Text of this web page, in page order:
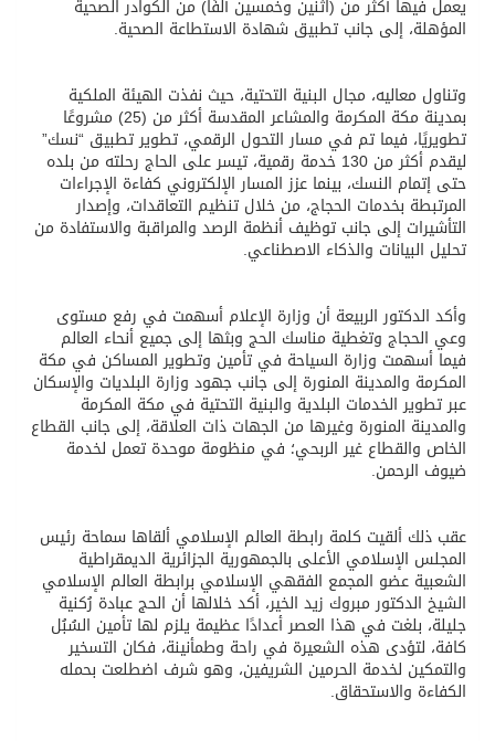
يعمل فيها أكثر من (اثنين وخمسين ألفًا) من الكوادر الصحية
المؤهلة، إلى جانب تطبيق شهادة الاستطاعة الصحية.
وتناول معاليه، مجال البنية التحتية، حيث نفذت الهيئة الملكية
بمدينة مكة المكرمة والمشاعر المقدسة أكثر من (25) مشروعًا
تطويريًا، فيما تم في مسار التحول الرقمي، تطوير تطبيق “نسك”
ليقدم أكثر من 130 خدمة رقمية، تيسر على الحاج رحلته من بلده
حتى إتمام النسك، بينما عزز المسار الإلكتروني كفاءة الإجراءات
المرتبطة بخدمات الحجاج، من خلال تنظيم التعاقدات، وإصدار
التأشيرات إلى جانب توظيف أنظمة الرصد والمراقبة والاستفادة من
تحليل البيانات والذكاء الاصطناعي.
وأكد الدكتور الربيعة أن وزارة الإعلام أسهمت في رفع مستوى
وعي الحجاج وتغطية مناسك الحج وبثها إلى جميع أنحاء العالم
فيما أسهمت وزارة السياحة في تأمين وتطوير المساكن في مكة
المكرمة والمدينة المنورة إلى جانب جهود وزارة البلديات والإسكان
عبر تطوير الخدمات البلدية والبنية التحتية في مكة المكرمة
والمدينة المنورة وغيرها من الجهات ذات العلاقة، إلى جانب القطاع
الخاص والقطاع غير الربحي؛ في منظومة موحدة تعمل لخدمة
ضيوف الرحمن.
عقب ذلك ألقيت كلمة رابطة العالم الإسلامي ألقاها سماحة رئيس
المجلس الإسلامي الأعلى بالجمهورية الجزائرية الديمقراطية
الشعبية عضو المجمع الفقهي الإسلامي برابطة العالم الإسلامي
الشيخ الدكتور مبروك زيد الخير، أكد خلالها أن الحج عبادة رُكنية
جليلة، بلغت في هذا العصر أعدادًا عظيمة يلزم لها تأمين السُبُل
كافة، لتؤدى هذه الشعيرة في راحة وطمأنينة، فكان التسخير
والتمكين لخدمة الحرمين الشريفين، وهو شرف اضطلعت بحمله
الكفاءة والاستحقاق.